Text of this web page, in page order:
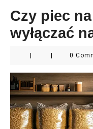
Czy piec
wyłączać
0